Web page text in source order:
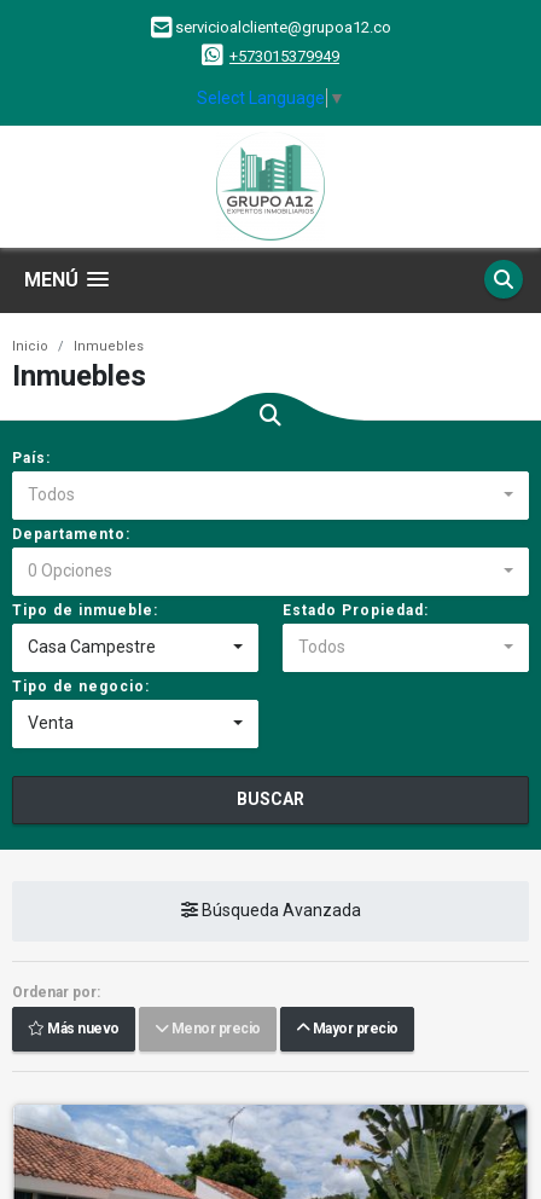
servicioalcliente@grupoa12.co
+573015379949
Select Language ▼
MENÚ
Inicio Inmuebles
Inmuebles
País:
Todos
Departamento:
0 Opciones
Tipo de inmueble:
Casa Campestre
Estado Propiedad:
Todos
Tipo de negocio:
Venta
BUSCAR
Búsqueda Avanzada
Ordenar por:
Más nuevo Menor precio Mayor precio